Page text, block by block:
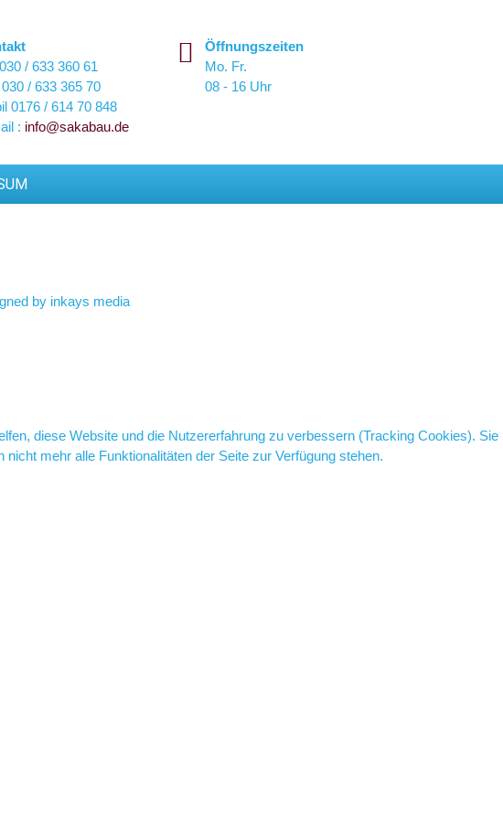
030 / 633 360 61
030 / 633 365 70
0176 / 614 70 848
: info@sakabau.de
Öffnungszeiten
Mo. Fr.
08 - 16 Uhr
by inkays media
diese Website und die Nutzererfahrung zu verbessern (Tracking Cookies). Sie
mehr alle Funktionalitäten der Seite zur Verfügung stehen.